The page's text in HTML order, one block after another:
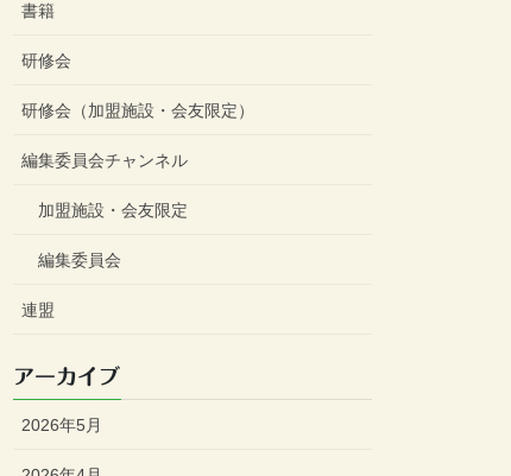
書籍
研修会
研修会（加盟施設・会友限定）
編集委員会チャンネル
加盟施設・会友限定
編集委員会
連盟
アーカイブ
2026年5月